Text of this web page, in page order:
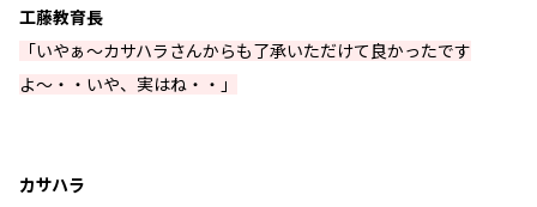
工藤教育長
「いやぁ〜カサハラさんからも了承いただけて良かったです
よ〜・・いや、実はね・・」
カサハラ